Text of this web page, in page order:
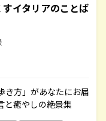
イタリアのことば
き方」があなたにお届
と癒やしの絶景集